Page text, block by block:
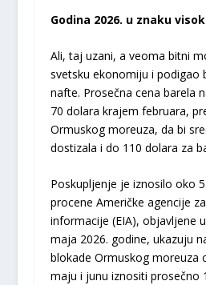
Godina 2026. u znaku
Ali, taj uzani, a veoma bitni
svetsku ekonomiju i podigao
nafte. Prosečna cena barela
70 dolara krajem februara,
Ormuskog moreuza, da bi
dostizala i do 110 dolara za
Poskupljenje je iznosilo oko
procene Američke agencije
informacije (EIA), objavljene
maja 2026. godine, ukazuju
blokade Ormuskog moreuza
maju i junu iznositi prosečno